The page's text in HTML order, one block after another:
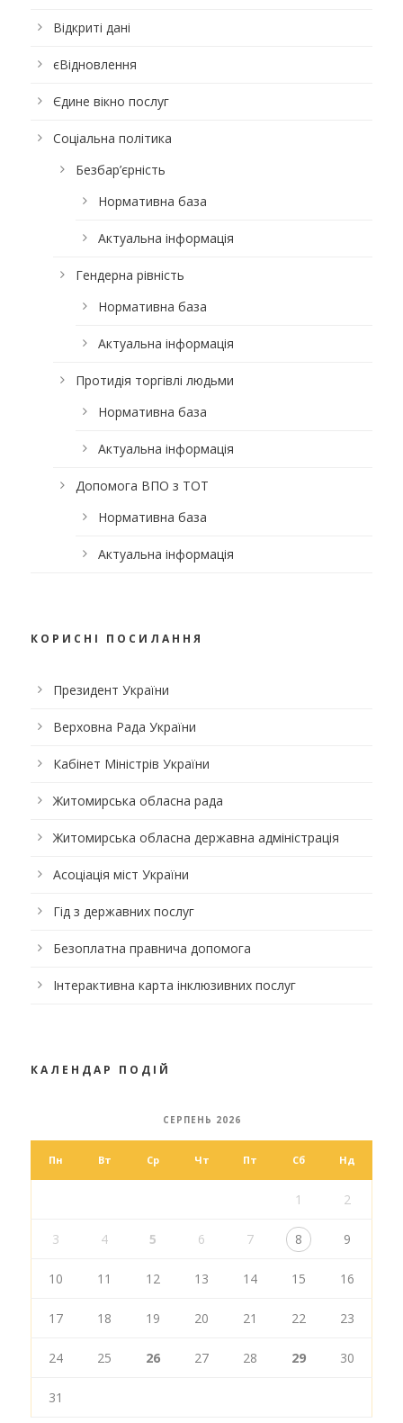
Відкриті дані
єВідновлення
Єдине вікно послуг
Соціальна політика
Безбар’єрність
Нормативна база
Актуальна інформація
Гендерна рівність
Нормативна база
Актуальна інформація
Протидія торгівлі людьми
Нормативна база
Актуальна інформація
Допомога ВПО з ТОТ
Нормативна база
Актуальна інформація
КОРИСНІ ПОСИЛАННЯ
Президент України
Верховна Рада України
Кабінет Міністрів України
Житомирська обласна рада
Житомирська обласна державна адміністрація
Асоціація міст України
Гід з державних послуг
Безоплатна правнича допомога
Інтерактивна карта інклюзивних послуг
КАЛЕНДАР ПОДІЙ
СЕРПЕНЬ 2026
Пн Вт Ср Чт Пт Сб Нд
1 2
3 4 5 6 7 8 9
10 11 12 13 14 15 16
17 18 19 20 21 22 23
24 25 26 27 28 29 30
31